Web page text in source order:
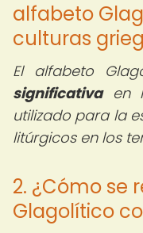
alfabeto
culturas
El alfabeto
significativaen
utilizado para la
litúrgicos en los
2. ¿Cómo se
Glagolítico